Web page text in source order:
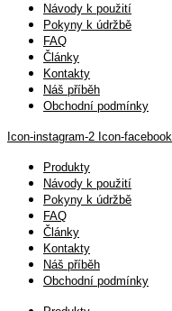
Návody k použití
Pokyny k údržbě
FAQ
Články
Kontakty
Náš příběh
Obchodní podmínky
Icon-instagram-2 Icon-facebook
Produkty
Návody k použití
Pokyny k údržbě
FAQ
Články
Kontakty
Náš příběh
Obchodní podmínky